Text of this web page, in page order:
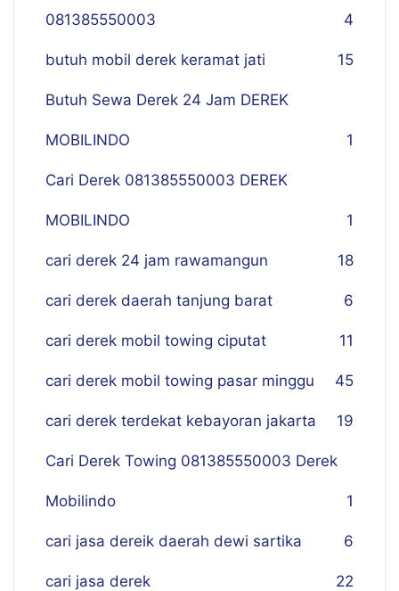
081385550003 4
butuh mobil derek keramat jati 15
Butuh Sewa Derek 24 Jam DEREK
MOBILINDO 1
Cari Derek 081385550003 DEREK
MOBILINDO 1
cari derek 24 jam rawamangun 18
cari derek daerah tanjung barat 6
cari derek mobil towing ciputat 11
cari derek mobil towing pasar minggu 45
cari derek terdekat kebayoran jakarta 19
Cari Derek Towing 081385550003 Derek
Mobilindo 1
cari jasa dereik daerah dewi sartika 6
cari jasa derek 22